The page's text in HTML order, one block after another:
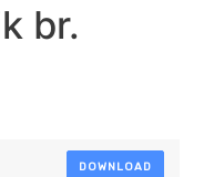
br.
DOWNLOAD